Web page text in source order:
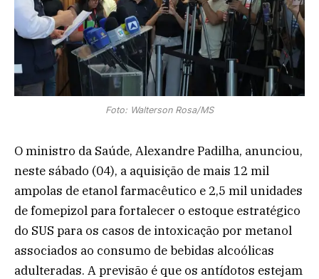
Foto: Walterson Rosa/MS
O ministro da Saúde, Alexandre Padilha, anunciou,
neste sábado (04), a aquisição de mais 12 mil
ampolas de etanol farmacêutico e 2,5 mil unidades
de fomepizol para fortalecer o estoque estratégico
do SUS para os casos de intoxicação por metanol
associados ao consumo de bebidas alcoólicas
adulteradas. A previsão é que os antídotos estejam